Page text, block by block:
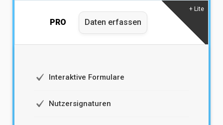
PRO Daten erfassen
+ Lite
Interaktive Formulare
Nutzersignaturen